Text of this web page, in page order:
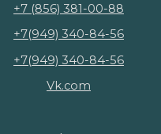
+7 (856) 381-00-88
+7(949) 340-84-56
+7(949) 340-84-56
Vk.com